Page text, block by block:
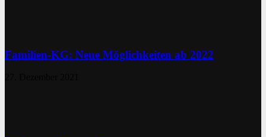
Familien-KG: Neue Möglichkeiten ab 2022